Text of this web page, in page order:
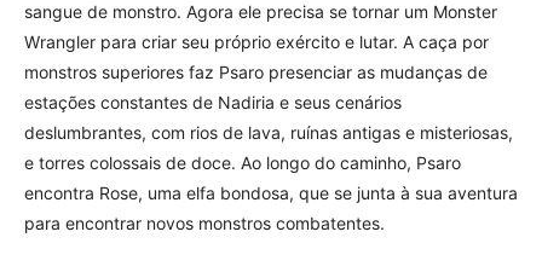
sangue de monstro. Agora ele precisa se tornar um Monster
Wrangler para criar seu próprio exército e lutar. A caça por
monstros superiores faz Psaro presenciar as mudanças de
estações constantes de Nadiria e seus cenários
deslumbrantes, com rios de lava, ruínas antigas e misteriosas,
e torres colossais de doce. Ao longo do caminho, Psaro
encontra Rose, uma elfa bondosa, que se junta à sua aventura
para encontrar novos monstros combatentes.